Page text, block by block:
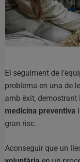
El seguiment de
problema en una de
amb èxit,
medicina preventiva
gran risc.
Aconseguir que un